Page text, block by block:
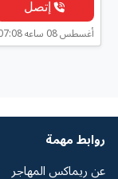
إتصل
أغسطس 08 ساعه 07:08 ص
روابط مهمة
عن ريماكس المهاجر